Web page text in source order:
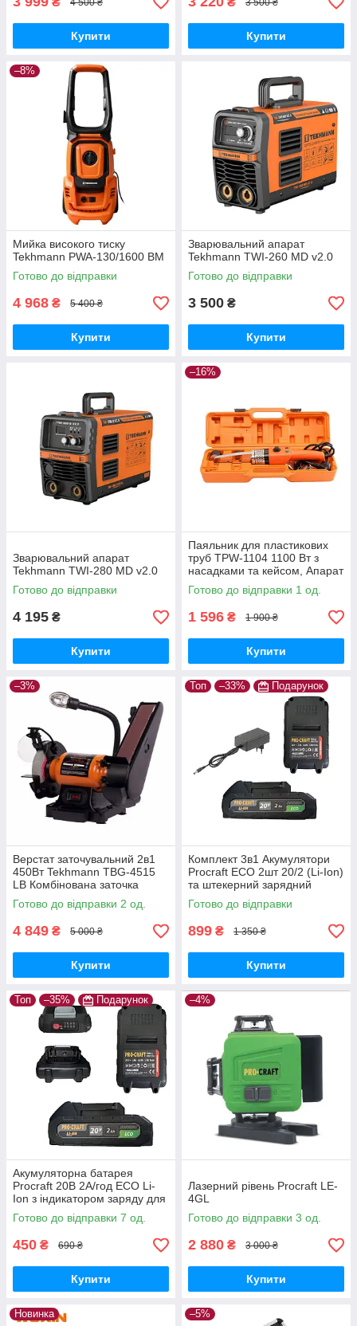
Купити Купити
–8%
Мийка високого тиску
Tekhmann PWA-130/1600 BM
Готово до відправки
4 968 ₴ 5 400 ₴
Купити
Зварювальний апарат
Tekhmann TWI-260 MD v2.0
Готово до відправки
3 500 ₴
Купити
Зварювальний апарат
Tekhmann TWI-280 MD v2.0
Готово до відправки
4 195 ₴
Купити
–16%
Паяльник для пластикових
труб TPW-1104 1100 Вт з
насадками та кейсом, Апарат
для зварювання пластикових
труб
Готово до відправки 1 од.
1 596 ₴ 1 900 ₴
Купити
–3%
Верстат заточувальний 2в1
450Вт Tekhmann TBG-4515
LВ Комбінована заточка
Техман Абразивний круг
150мм Стрічка 50мм
Готово до відправки 2 од.
4 849 ₴ 5 000 ₴
Купити
Топ –33% Подарунок
Комплект 3в1 Акумулятори
Procraft ECO 2шт 20/2 (Li-Ion)
та штекерний зарядний
пристрій 20В/1А
Готово до відправки
899 ₴ 1 350 ₴
Купити
Топ –35% Подарунок
Акумуляторна батарея
Procraft 20В 2А/год ECO Li-
Ion з індикатором заряду для
інструментів лінійки
Прокрафт 20В
Готово до відправки 7 од.
450 ₴ 690 ₴
Купити
–4%
Лазерний рівень Procraft LE-
4GL
Готово до відправки 3 од.
2 880 ₴ 3 000 ₴
Купити
Новинка –5%